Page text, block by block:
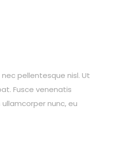
pellentesque nisl. Ut
Fusce venenatis
nunc, eu